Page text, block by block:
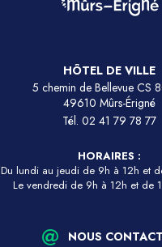
HÔTEL DE VILLE
5 chemin de Bellevue CS
49610 Mûrs-Érigné
Tél. 02 41 79 78 77
HORAIRES :
Du lundi au jeudi de 9h à 12h et
Le vendredi de 9h à 12h et de
NOUS